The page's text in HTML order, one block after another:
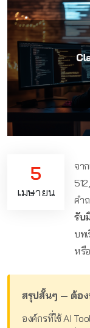
5
เมษายน
จา
คำ
รับ
บท
หรื
สรุปสั้นๆ — ต้อง
องค์กรที่ใช้ AI